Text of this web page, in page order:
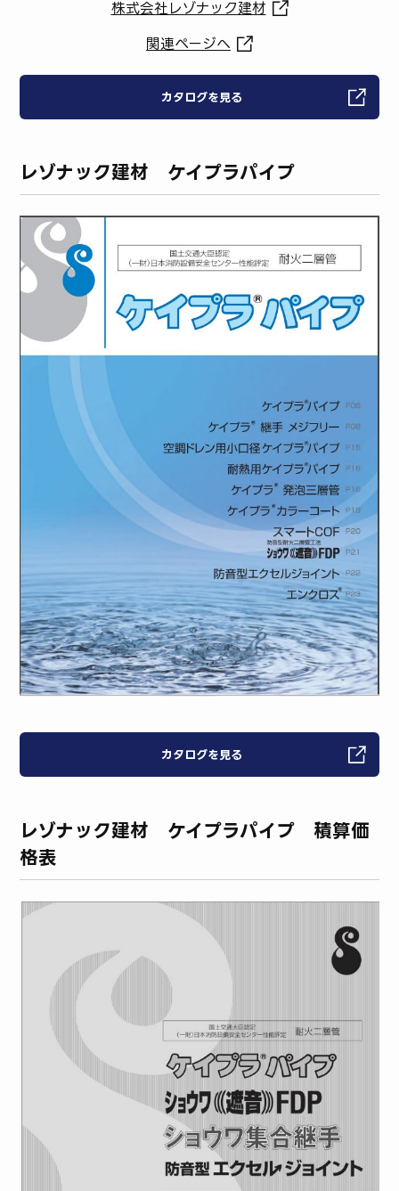
株式会社レゾナック建材
関連ページへ
カタログを見る
レゾナック建材 ケイプラパイプ
カタログを見る
レゾナック建材 ケイプラパイプ 積算価
格表